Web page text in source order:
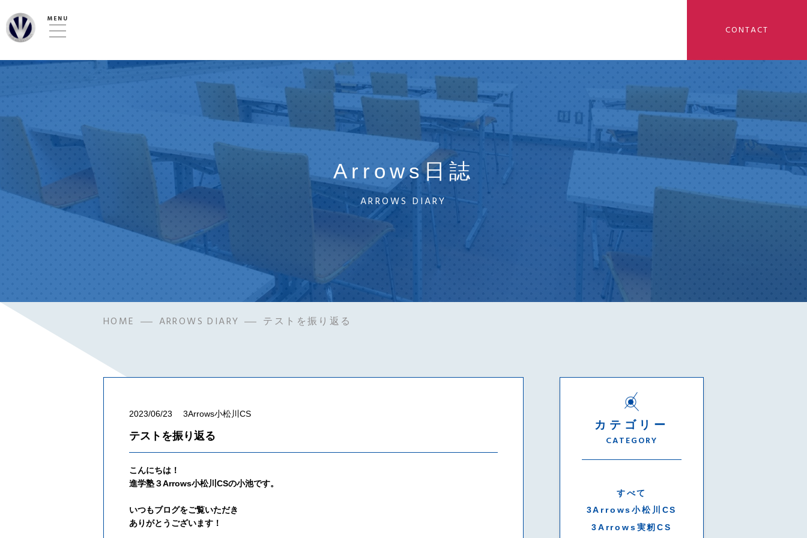
CONTACT
Arrows日誌
ARROWS DIARY
HOME ARROWS DIARY テストを振り返る
2023/06/23 3Arrows小松川CS
テストを振り返る
こんにちは！
進学塾３Arrows小松川CSの小池です。
いつもブログをご覧いただき
ありがとうございます！
カテゴリー
CATEGORY
すべて
3Arrows小松川CS
3Arrows実籾CS